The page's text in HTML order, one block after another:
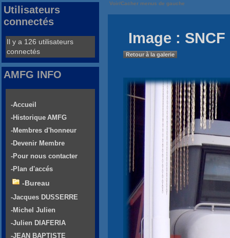
Voir/Cacher menus de gauche
Image :
Retour à la galerie
Utilisateurs
connectés
Il y a 126 utilisateurs
connectés
AMFG INFO
-Accueil
-Historique AMFG
-Membres d'honneur
-Devenir Membre
-Pour nous contacter
-Plan d'accés
-Bureau
-Jacques DUSSERRE
-Michel Julien
-Julien DIAFERIA
-JEAN BAPTISTE